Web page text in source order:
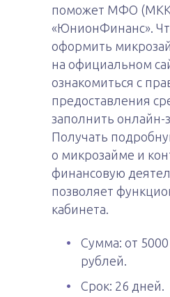
поможет МФО
«ЮнионФинанс».
оформить
на официальном
ознакомиться с
предоставления
заполнить онлайн-
Получать
о микрозайме и
финансовую
позволяет
кабинета.
Сумма: от
рублей.
Срок: 26 дней.